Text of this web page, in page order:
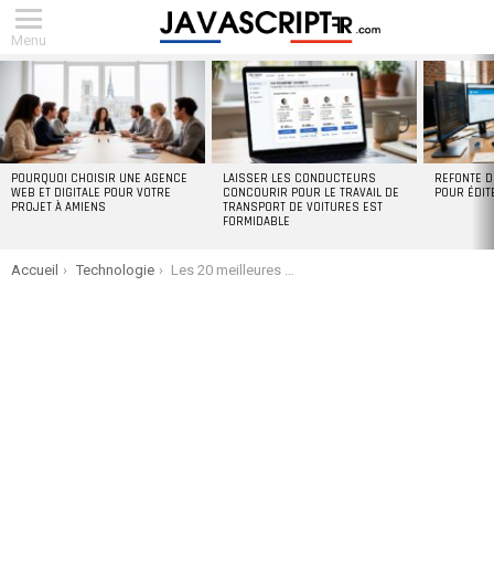
Menu
POURQUOI CHOISIR UNE AGENCE
WEB ET DIGITALE POUR VOTRE
PROJET À AMIENS
LAISSER LES CONDUCTEURS
CONCOURIR POUR LE TRAVAIL DE
TRANSPORT DE VOITURES EST
FORMIDABLE
REFONTE
POUR
You are here:
Accueil Technologie Les 20 meilleures alternatives à Tidio en 2022